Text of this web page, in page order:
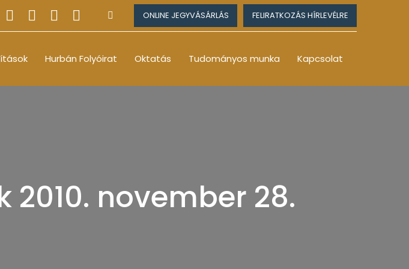
ONLINE JEGYVÁSÁRLÁS FELIRATKOZÁS HÍRLEVÉLRE
Hurbán Folyóirat Oktatás Tudományos munka Kapcsolat
2010. november 28.